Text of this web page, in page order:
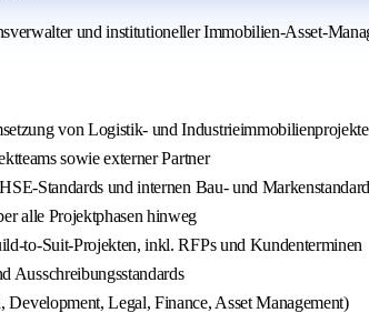
und institutioneller
von Logistik‑ und
sowie externer Partner
und internen Bau‑ und
alle Projektphasen hinweg
inkl. RFPs und Kundenterminen
Ausschreibungsstandards
Legal, Finance, Asset Management)